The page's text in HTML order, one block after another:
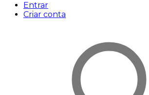
Entrar
Criar conta